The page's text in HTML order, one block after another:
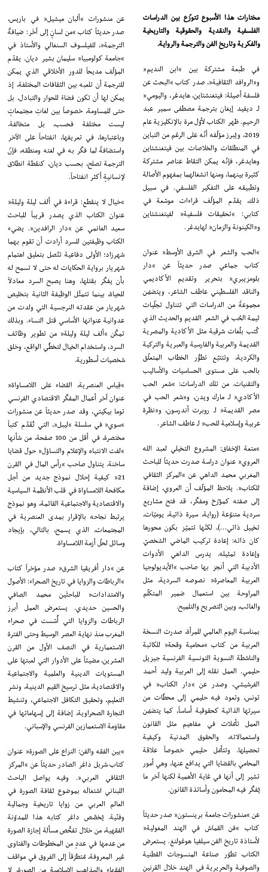
مختارات هذا الأسبوع تتوزّع بين الدراسات
الفلسفية والنقدية والحقوقية والتاريخية
والفكرية وتاريخ الفن والترجمة والرواية.
في طبعة مشتركة بين “ابن النديم”
و”الروافد الثقافية”، صدر كتاب “البحث عن
فلسفة أصيلة: فيتغنشتاين، هايدغر، واليومي”
لـ ديفيد إيغان بترجمة مصطفى سمير عبد
الرحيم. ظهر الكتاب لأوّل مرة بالإنكليزية عام
2019، ويُبرز مؤلّفه أنّه على الرغم من التباين
في المنطلقات والخلاصات بين فيتغنشتاين
وهايدغر، فإنّه يمكن التقاط عناصر مشتركة
كثيرة بينهما، ومنها انشغالهما بمفهوم الأصالة
وتطبيقه على التفكير الفلسفي. في سبيل
ذلك، يقدّم المؤلّف قراءات موسّعة في
كتابي: “تحقيقات فلسفية” لفيتغنشتاين
و”الكينونة والزمان” لهايدغر.
“الحب والشعر في الشرق الأوسط” عنوان
كتاب جماعي صدر حديثاً عن “دار
بلومزيبري” بتحرير وتقديم الأكاديمي
والناقد الفلسطيني عاطف الشاعر، ويتضمّن
مجموعةً من الدراسات التي تتناول تجلّيات
ثيمة الحُب في الشعر القديم والحديث الذي
كُتب بلُغات شرقية مثل الأكادية والمصرية
القديمة والعربية والفارسية والعبرية والتركية
والكردية، وتتتبّع تطوُّر الخطاب المتعلّق
بالحب على مستوى الحساسيات والأساليب
والتقنيات. من تلك الدراسات: “شعر الحب
الأكادي” لـ مارك ويدن، و”شعر الحب في
مصر القديمة” لـ روبرت أندرسون، و”نظرة
عربية وإسلامية للحب” لـ عاطف الشاعر.
“متعة الإخفاق: المشروع التخيلي لعبد الله
العروي” عنوان دراسة صدرت حديثاً للباحث
المغربي محمد الداهي عن “المركز الثقافي
للكتاب”. يلاحظ المؤلّف أن العروي، إضافة
إلى صفته كمؤرّخ ومفكّر، قد فتح مشاريع
سردية متنوّعة (رواية، سيرة ذاتية، يوميّات،
تخييل ذاتي…)، لكنّها تتميّز بكون محورها
كان ذاته: إعادة تركيب الماضي الشخصيّ
وإعادة تمثيله. يدرس الداهي الأدوات
الأدبية التي أنجز بها صاحب “الأيديولوجيا
العربية المعاصرة” نصوصه السردية، مثل
المراوحة بين استعمال ضمير المتكلّم
والغائب، وبين التصريح والتلميح.
بمناسبة اليوم العالمي للمرأة، صدرت النسخة
العربية من كتاب “محامية وقحة” للكاتبة
والناشطة النسوية التونسية الفرنسية جيزيل
حليمي. العمل نقله إلى العربية وليد أحمد
الفرشيشي، وصدر عن “دار الكتاب” في
تونس، وتعود فيه حليمي إلى محطّات من
سيرتها الذاتية كحقوقية أساساً، كما يتضمّن
العمل تأمّلات في مفاهيم مثل القانون
واستعمالاته، والحقوق المدنية وكيفية
تحصيلها. وتتأمّل حليمي خصوصاً علاقة
المحامي بالقضايا التي يدافع عنها، وهي أمور
تشير إلى أنها في غاية الأهمية لكنها آخر ما
يُفكّر فيه المحامون وأساتذة القانون.
عن “منشورات جامعة برينستون” صدر حديثاً
كتاب “فن القماش في الهند المغولية”
لأستاذة تاريخ الفن سيلفيا هوغولنغ. يستعرض
الكتاب تطوّر صناعة المنسوجات القطنية
والصوفية والحريرية في الهند خلال القرنين
عن منشورات “ألبان ميشيل” في باريس،
صدر حديثاً كتاب “من لسانٍ إلى آخَر: ضيافةُ
الترجمة”، للفيلسوف السنغالي والأستاذ في
“جامعة كولومبيا” سليمان بشير ديان. يقدّم
المؤلّف مديحاً للدور الأخلاقي الذي يمكن
للترجمة أن تلعبه بين الثقافات المختلفة، إذ
يمكن لها أن تكون فضاءً للحوار والتبادل، بل
حتى للمساومة، خصوصاً بين لغاتِ مجتمعاتٍ
ليست مختلفة فحسب، بل متخالفة.
وباعتبارها، في تعريفها، انفتاحاً على الآخر
واستضافةً لما فكّر به في لغته ومنطقه، فإنّ
الترجمة تصلح، بحسب ديان، كنقطة انطلاق
لإنسانيةٍ أكثر انفتاحاً.
“خيال لا ينقطع: قراءة في ألف ليلة وليلة”
عنوان الكتاب الذي يصدر قريباً للباحث
سعيد الغانمي عن “دار الرافدين”. يضيء
الكتاب وظيفتين للسرد أرادت أن تقوم بهما
شهرزاد؛ الأولى دفاعية تتّصل بتعليق اهتمام
شهريار برواية الحكايات له حتى لا تسمح له
بأن يفكّر بقتلها، وهنا يصبح السرد معادلاً
للحياة، بينما تتمثّل الوظيفة الثانية بتخليص
شهريار من عقدته النرجسية التي ولدت من
عدوانية عنوانها الأساسي قتل النساء. وبذلك
تمكّن “ألف ليلة وليلة” من تطوير وظائف
السرد، واستخدام الخيال لتخطّي الواقع، وخلق
شخصيات أسطورية.
“قِياس العنصرية، القضاء على اللامساواة”
عنوان آخر أعمال المفكّر الاقتصادي الفرنسي
توما بيكيتي، وقد صدر حديثاً عن منشورات
“سوي” في سلسلة “ليبل”، التي تُقَدّم كتباً
مختصرة، في أقل من 100 صفحة، من شأنها
“لفت الانتباه والإعلام والتساؤل” حول قضايا
ساخنة. يتناول صاحب “رأس المال في القرن
21” كيفية إحلال نموذج جديد من أجل
مكافحة اللامساواة في قلب الأنظمة السياسية
والاقتصادية والاجتماعية القائمة، وهو نموذج
يرتبط نجاحه بالإقرار بمدى العنصرية في
المجتمعات، الذي يسمح، بالتالي، بإيجاد
وسائل لحلّ أزمة اللامساواة.
عن “دار أفريقيا الشرق” صدر مؤخراً كتاب
“الرباطات والزوايا في تاريخ الصحراء: الأصول
والامتدادات” للباحثَين محمد الصافي
والحسين حديدي. يستعرض العمل أبرز
الرباطات والزوايا التي أُسّست في صحراء
المغرب منذ نهاية العصر الوسيط وحتى الفترة
الاستعمارية في النصف الأول من القرن
العشرين، مضيئاً على الأدوار التي لعبتها على
المستويات الدينية والعلمية والاجتماعية
والاقتصادية، مثل ترسيخ القيم الدينية، ونشر
التعليم، وتحقيق التكافل الاجتماعي، وتنشيط
التجارة الصحراوية، إضافة إلى إسهاماتها في
مقاوَمة الاستعمارَين الفرنسي والإسباني.
“بين الفقه والفن: النزاع على الصورة” عنوان
كتاب شربل داغر الصادر حديثاً عن “المركز
الثقافي العربي”. وفيه يواصل الباحث
اللبناني اشتغالَه بموضوع ثقافة الصورة في
العالم العربي من زوايا تاريخية وجمالية
وفنّية. يُخصّص داغر كتابه هذا للمدوّنة
الفقهية، من خلال تفحُّص مسألة إجازة الصورة
من عدمها في عددٍ من المخطوطات والفتاوى
غير المعروفة، مُتطرّقاً إلى الفروق في مواقف
الفقهاء والمذاهب الإسلامية من الصورة، لا